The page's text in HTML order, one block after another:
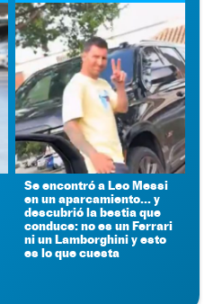
Se encontró a Leo Messi
en un aparcamiento... y
descubrió la bestia que
conduce: no es un Ferrari
ni un Lamborghini y esto
es lo que cuesta